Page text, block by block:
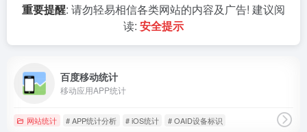
重要提醒: 请勿轻易相信各类网站的内容及广告! 建议阅
读: 安全提示
百度移动统计
移动应用APP统计
网站统计 # APP统计分析 # iOS统计 # OAID设备标识